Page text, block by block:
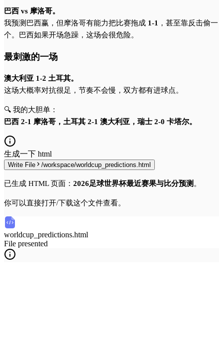
巴西 vs 摩洛哥。
我预测巴西赢，但摩洛哥有能力把比赛拖成 1-1 ，甚至靠反击偷一
个。巴西如果开场急躁，这场会很危险。
最刺激的一场
澳大利亚 1-2 土耳其。
这场大概率对抗很足，节奏不会慢，双方都有进球点。
🔍 我的大胆单：
巴西 2-1 摩洛哥，土耳其 2-1 澳大利亚，瑞士 2-0 卡塔尔。
生成一下 html
Write File /workspace/worldcup_predictions.html
已生成 HTML 页面： 2026足球世界杯最近赛果与比分预测 。
你可以直接打开/下载这个文件查看。
worldcup_predictions.html
File presented